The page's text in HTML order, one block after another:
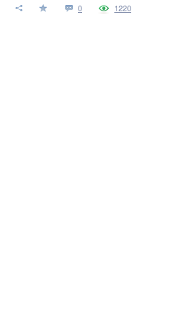
0 1220